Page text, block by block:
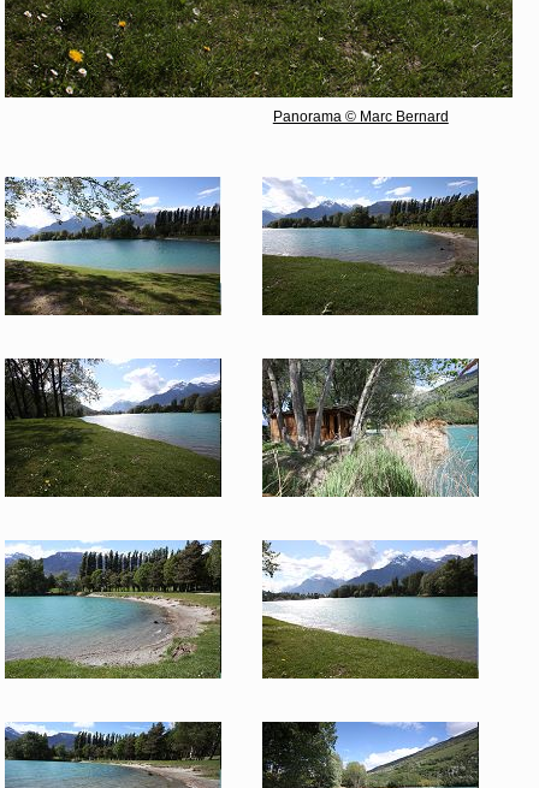
Panorama © Marc Bernard